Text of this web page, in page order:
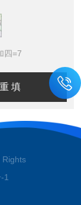
四=7
Rights
1